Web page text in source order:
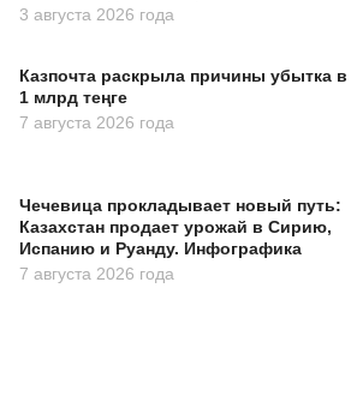
3 августа 2026 года
Казпочта раскрыла причины убытка в
1 млрд теңге
7 августа 2026 года
Чечевица прокладывает новый путь:
Казахстан продает урожай в Сирию,
Испанию и Руанду. Инфографика
7 августа 2026 года